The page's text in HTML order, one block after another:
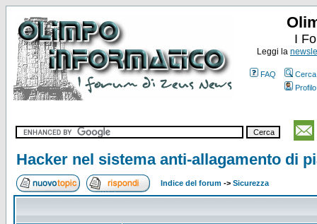
I
Leggi la
FAQ
Cerca
Profilo
Hacker nel sistema anti-allagamento di
Indice del forum -> Sicurezza